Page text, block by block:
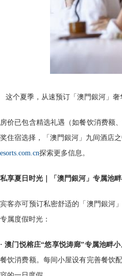
这个夏季，从速预订「澳門銀河」
房价已包含精选礼遇（如餐饮消费额
奖住宿选择，「澳門銀河」九间酒店
esorts.com.cn探索更多信息。
私享夏日时光｜「澳門銀河」专属池
宾客亦可预订私密舒适的「澳門銀河
专属度假时光：
· 澳门悦榕庄“悠享悦涛廊”专属池畔
餐饮消费额。每间小屋设有完善餐饮